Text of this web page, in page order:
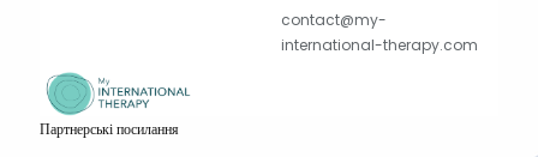
contact@my-
international-therapy.com
Партнерські посилання